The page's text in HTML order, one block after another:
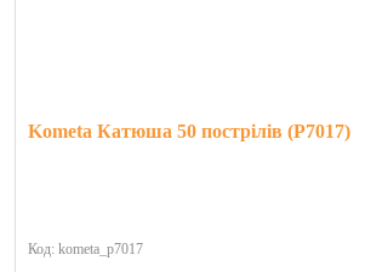
Kometa Катюша 50 пострілів (P7017)
Код: kometa_p7017